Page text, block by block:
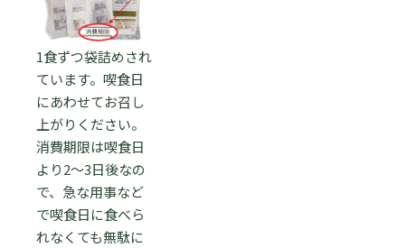
1食ずつ袋詰めされ
ています。喫食日
にあわせてお召し
上がりください。
消費期限は喫食日
より2～3日後なの
で、急な用事など
で喫食日に食べら
れなくても無駄に